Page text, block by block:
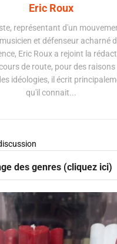
Eric Roux
représentant d'un
et défenseur acharné
Eric Roux a rejoint la
de route, pour des
idéologies, il écrit
qu'il connait...
des genres (cliquez ici)